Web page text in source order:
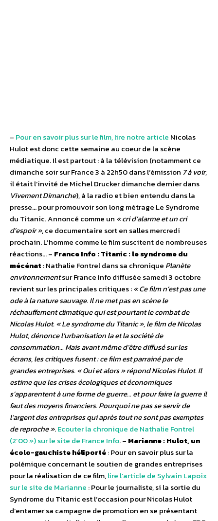
– Pour en savoir plus sur le film, lire notre article Nicolas
Hulot est donc cette semaine au coeur de la scène
médiatique. Il est partout : à la télévision (notamment ce
dimanche soir sur France 3 à 22h50 dans l’émission 7 à voir,
il était l’invité de Michel Drucker dimanche dernier dans
Vivement Dimanche), à la radio et bien entendu dans la
presse… pour promouvoir son long métrage Le Syndrome
du Titanic. Annoncé comme un « cri d’alarme et un cri
d’espoir », ce documentaire sort en salles mercredi
prochain. L’homme comme le film suscitent de nombreuses
réactions… – France Info : Titanic : le syndrome du
mécénat : Nathalie Fontrel dans sa chronique Planète
environnementsur France Info diffusée samedi 3 octobre
revient sur les principales critiques :« Ce film n’est pas une
ode à la nature sauvage. Il ne met pas en scène le
réchauffement climatique qui est pourtant le combat de
Nicolas Hulot. « Le syndrome du Titanic », le film de Nicolas
Hulot, dénonce l’urbanisation la et la société de
consommation… Mais avant même d’être diffusé sur les
écrans, les critiques fusent : ce film est parrainé par de
grandes entreprises. « Oui et alors » répond Nicolas Hulot. Il
estime que les crises écologiques et économiques
s’apparentent à une forme de guerre… et pour faire la guerre il
faut des moyens financiers. Pourquoi ne pas se servir de
l’argent des entreprises qui après tout ne sont pas exemptes
de reproche ».Ecouter la chronique de Nathalie Fontrel
(2’00 ») sur le site de France Info. – Marianne : Hulot, un
écolo-gauchiste héliporté: Pour en savoir plus sur la
polémique concernant le soutien de grandes entreprises
pour la réalisation de ce film,lire l’article de Sylvain Lapoix
sur le site de Marianne : Pour le journaliste, si la sortie du
Syndrome du Titanic est l’occasion pour Nicolas Hulot
d’entamer sa campagne de promotion en se présentant